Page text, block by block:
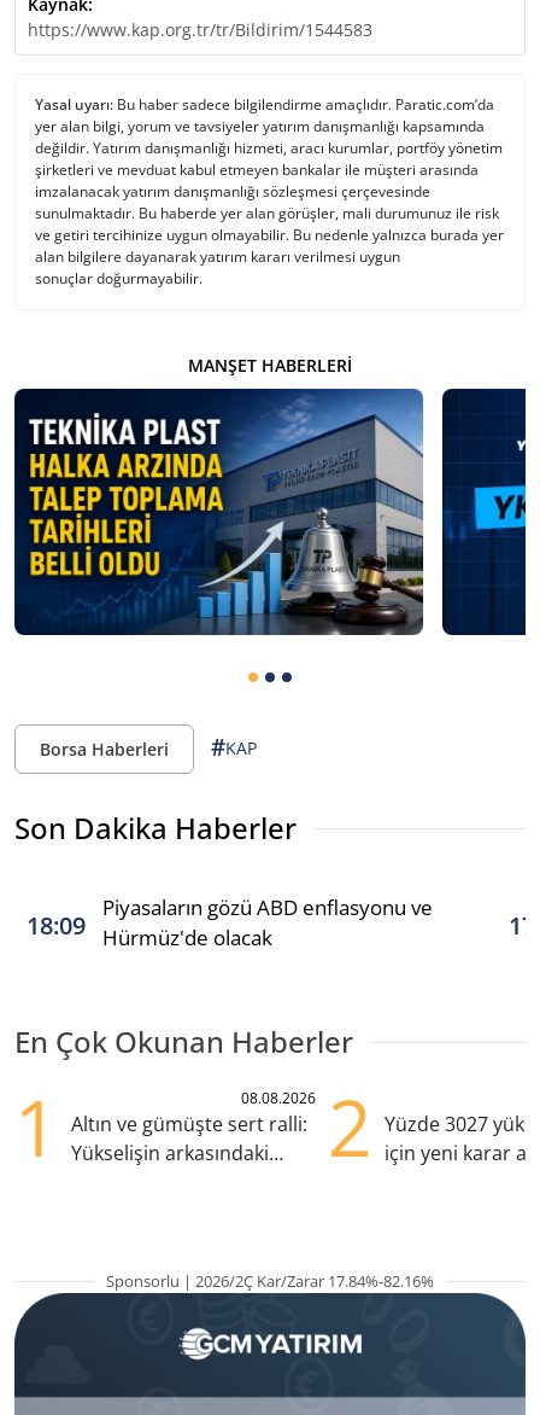
Kaynak:
https://www.kap.org.tr/tr/Bildirim/1544583
Yasal uyarı: Bu haber sadece bilgilendirme amaçlıdır. Paratic.com’da
yer alan bilgi, yorum ve tavsiyeler yatırım danışmanlığı kapsamında
değildir. Yatırım danışmanlığı hizmeti, aracı kurumlar, portföy yönetim
şirketleri ve mevduat kabul etmeyen bankalar ile müşteri arasında
imzalanacak yatırım danışmanlığı sözleşmesi çerçevesinde
sunulmaktadır. Bu haberde yer alan görüşler, mali durumunuz ile risk
ve getiri tercihinize uygun olmayabilir. Bu nedenle yalnızca burada yer
alan bilgilere dayanarak yatırım kararı verilmesi uygun
sonuçlar doğurmayabilir.
MANŞET HABERLERI
Borsa Haberleri #KAP
Son Dakika Haberler
18:09
Piyasaların gözü ABD enflasyonu ve
Hürmüz'de olacak
En Çok Okunan Haberler
1 08.08.2026
Altın ve gümüşte sert ralli:
Yükselişin arkasındaki
2
Yüzde 3027
için yeni karar
Sponsorlu | 2026/2Ç Kar/Zarar 17.84%-82.16%